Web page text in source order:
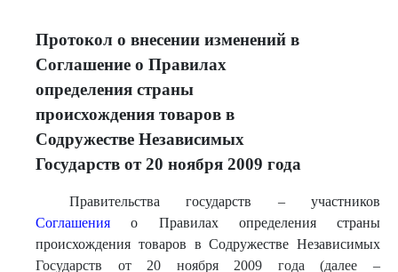
Протокол о внесении изменений в
Соглашение о Правилах
определения страны
происхождения товаров в
Содружестве Независимых
Государств от 20 ноября 2009 года
Правительства государств – участников
Соглашения о Правилах определения страны
происхождения товаров в Содружестве Независимых
Государств от 20 ноября 2009 года (далее –